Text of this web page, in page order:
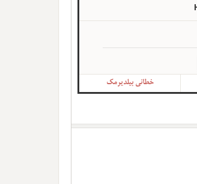
خطانی بیلدیرمک